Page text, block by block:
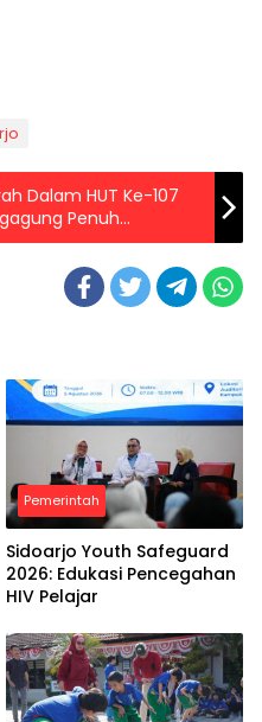
Dalam HUT Ke-107
Penuh
Pemerintah
Sidoarjo Youth Safeguard
2026: Edukasi Pencegahan
HIV Pelajar